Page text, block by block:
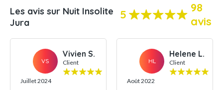
Les avis sur Nuit Insolite
Jura
5
98
avis
VS
Vivien S.
Client
Juillet 2024
HL
Helene L.
Client
Août 2022